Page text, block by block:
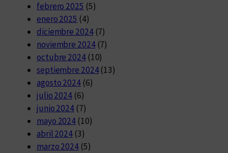
febrero 2025 (5)
enero 2025 (4)
diciembre 2024(7)
noviembre 2024(7)
octubre 2024(10)
septiembre 2024(13)
agosto 2024(6)
julio 2024 (6)
junio 2024 (7)
mayo 2024 (10)
abril 2024 (3)
marzo 2024 (5)